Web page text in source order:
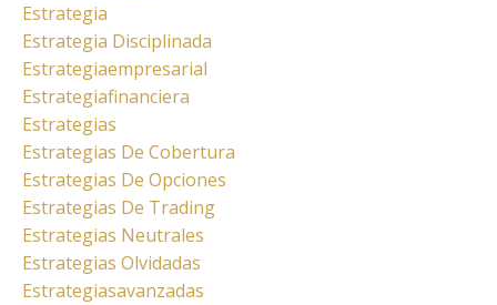
Estrategia
Estrategia Disciplinada
Estrategiaempresarial
Estrategiafinanciera
Estrategias
Estrategias De Cobertura
Estrategias De Opciones
Estrategias De Trading
Estrategias Neutrales
Estrategias Olvidadas
Estrategiasavanzadas